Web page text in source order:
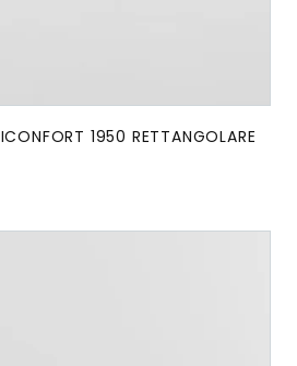
1950 RETTANGOLARE